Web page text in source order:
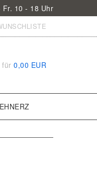
Fr. 10 - 18 Uhr
für 0,00 EUR